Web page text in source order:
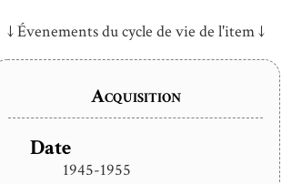
↓ Évenements du cycle de vie de l'item ↓
Acquisition
Date
1945-1955